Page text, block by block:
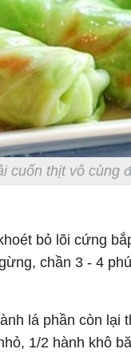
cuốn thịt vô cùng
bỏ lõi cứng
chần 3 - 4
lá phần còn lại
1/2 hành khô